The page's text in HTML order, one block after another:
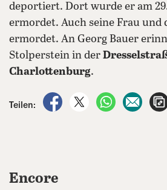
deportiert. Dort wurde er am
ermordet. Auch seine Frau und
ermordet. An Georg Bauer
Stolperstein in der
Charlottenburg.
Teilen:
auf Facebook teilen
auf X teilen
per per
Encore